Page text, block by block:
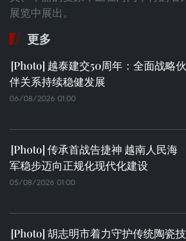
展览中展出。
更多
越泰建交50周年：全面战略伙
伴关系持续稳健发展
06/08/2026 01:00
传承首战告捷神 越南人民海
军稳步迈向正规化现代化建设
05/08/2026 01:00
胡志明市着力守护传统陶瓷技